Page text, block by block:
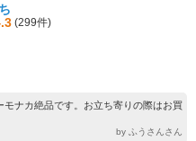
(299件)
ナカ絶品です。お立ち寄りの際はお買
by ふうさんさん